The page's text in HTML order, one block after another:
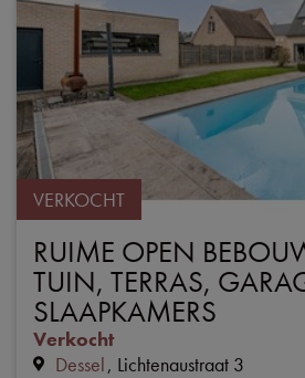
VERKOCHT
RUIME OPEN
TUIN, TERRAS,
SLAAPKAMERS
Verkocht
Dessel Lichtenaustraat 3